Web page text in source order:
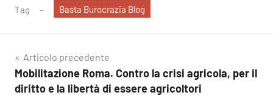
Tag Basta Burocrazia Blog
Navigazione
articoli
Articolo precedente
Mobilitazione Roma. Contro la crisi agricola, per il
diritto e la libertà di essere agricoltori